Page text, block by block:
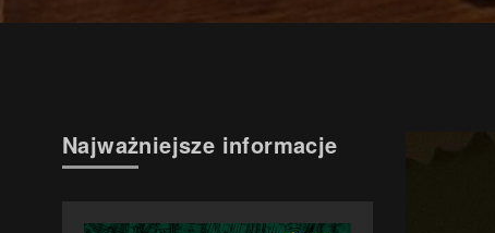
Najważniejsze informacje